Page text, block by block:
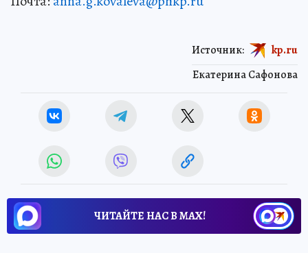
Екатерина Сафонова
Источник: kp.ru
ЧИТАЙТЕ НАС В МАХ!